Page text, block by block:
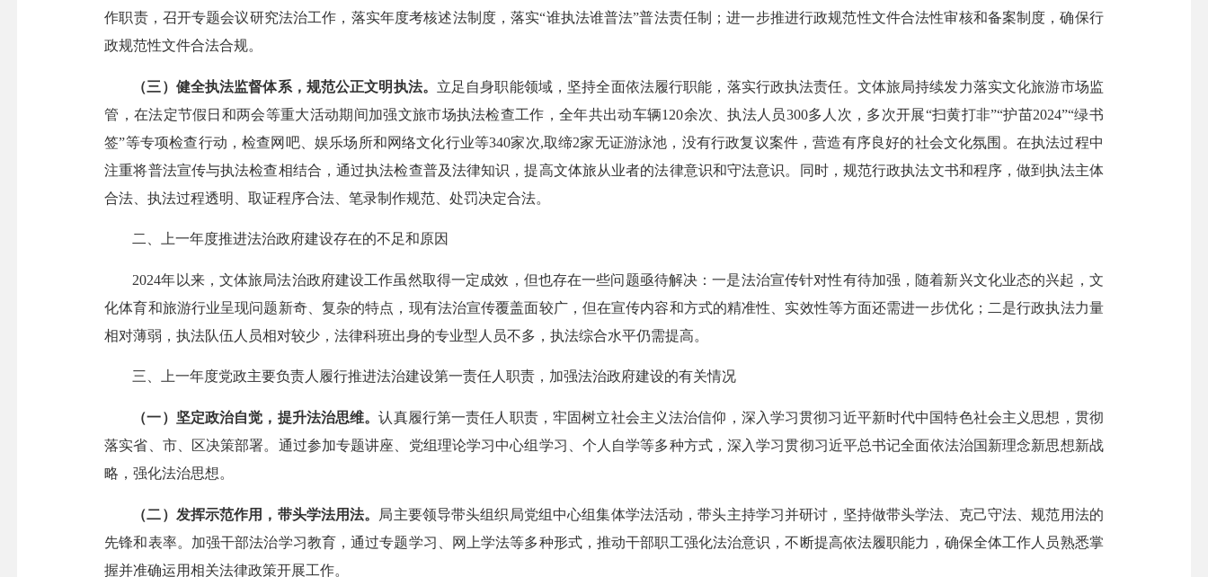
作职责，召开专题会议研究法治工作，落实年度考核述法制度，落实“谁执法谁普法”普法责任制；进一步推进行政规范性文件合法性审核和备案制度，确保行
政规范性文件合法合规。
（三）健全执法监督体系，规范公正文明执法。 立足自身职能领域，坚持全面依法履行职能，落实行政执法责任。文体旅局持续发力落实文化旅游市场监
管，在法定节假日和两会等重大活动期间加强文旅市场执法检查工作，全年共出动车辆120余次、执法人员300多人次，多次开展“扫黄打非”“护苗2024”“绿书
签”等专项检查行动，检查网吧、娱乐场所和网络文化行业等340家次,取缔2家无证游泳池，没有行政复议案件，营造有序良好的社会文化氛围。在执法过程中
注重将普法宣传与执法检查相结合，通过执法检查普及法律知识，提高文体旅从业者的法律意识和守法意识。同时，规范行政执法文书和程序，做到执法主体
合法、执法过程透明、取证程序合法、笔录制作规范、处罚决定合法。
二、上一年度推进法治政府建设存在的不足和原因
2024年以来，文体旅局法治政府建设工作虽然取得一定成效，但也存在一些问题亟待解决：一是法治宣传针对性有待加强，随着新兴文化业态的兴起，文
化体育和旅游行业呈现问题新奇、复杂的特点，现有法治宣传覆盖面较广，但在宣传内容和方式的精准性、实效性等方面还需进一步优化；二是行政执法力量
相对薄弱，执法队伍人员相对较少，法律科班出身的专业型人员不多，执法综合水平仍需提高。
三、上一年度党政主要负责人履行推进法治建设第一责任人职责，加强法治政府建设的有关情况
（一）坚定政治自觉，提升法治思维。认真履行第一责任人职责，牢固树立社会主义法治信仰，深入学习贯彻习近平新时代中国特色社会主义思想，贯彻
落实省、市、区决策部署。通过参加专题讲座、党组理论学习中心组学习、个人自学等多种方式，深入学习贯彻习近平总书记全面依法治国新理念新思想新战
略，强化法治思想。
（二）发挥示范作用，带头学法用法。 局主要领导带头组织局党组中心组集体学法活动，带头主持学习并研讨，坚持做带头学法、克己守法、规范用法的
先锋和表率。加强干部法治学习教育，通过专题学习、网上学法等多种形式，推动干部职工强化法治意识，不断提高依法履职能力，确保全体工作人员熟悉掌
握并准确运用相关法律政策开展工作。